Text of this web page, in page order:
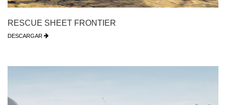
RESCUE SHEET FRONTIER
DESCARGAR